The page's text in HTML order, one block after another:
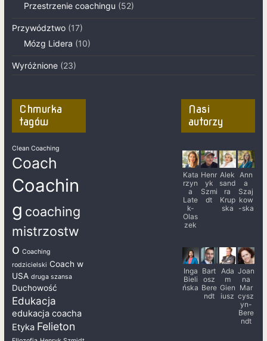
Przestrzenie coachingu (52)
Przywództwo(17)
Mózg Lidera (10)
Wyróżnione(23)
Chmurka
tagów
Clean Coaching
Coach
Coachin
g coaching
mistrzostw
o Coaching
rodzicielski Coach w
USA druga szansa
Duchowość
Edukacja
edukacja coacha
Etyka Felieton
Nasi
autorzy
Kata
rzyn
a
Late
k-
Olas
zek
Henr
yk
Szmi
dt
Alek
sand
ra
Krup
ska
Ann
a
Szaj
kow
-ska
Inga
Bieli
ńska
Bart
osz
Bere
ndt
Ada
m
Gien
iusz
Joan
na
Mar
cysz
yn-
Bere
ndt